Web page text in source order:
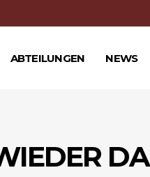
ABTEILUNGEN NEWS
DA